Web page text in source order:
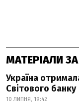
МАТЕРІАЛИ
Україна
Світового банку
10 ЛИПНЯ, 19:42